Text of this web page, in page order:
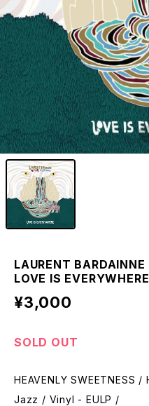
LAURENT
LOVE IS
¥3,000
SOLD OUT
HEAVENLY SWEETNESS /
Jazz / Vinyl - EULP /